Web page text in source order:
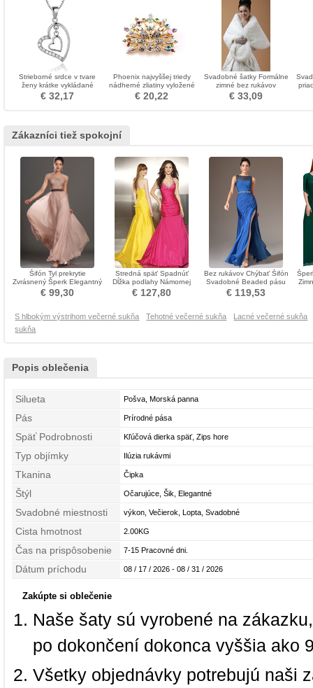
Strieborné srdce v tvare
ženy krátke vykládané
diamantový náhrdelník
€ 32,17
Phoenix najvyššej triedy
nádherné zliatiny vyložené
diamant brož
€ 20,22
Svadobné šatky Formálne
zimné bez rukávov
€ 33,09
Zákazníci tiež spokojní
Šifón Tyl prekrytie
Zvrásnený Šperk Elegantný
Letné Večerné šaty
€ 99,30
Stredná späť Spadnúť
Dĺžka podlahy Námornej
službe Večerné šaty
€ 127,80
Bez rukávov Chýbať Šifón
Svadobné Beaded pásu
Formálne Večerné šaty
€ 119,53
S hlbokým výstrihom večerné sukňa Tehotné večerné sukňa
Lacné večerné sukňa
sukňa
Popis oblečenia
Silueta Pošva, Morská panna
Pás Prírodné pása
Späť Podrobnosti Kľúčová dierka späť, Zips hore
Typ objímky Ilúzia rukávmi
Tkanina Čipka
Štýl Očarujúce, Šik, Elegantné
Svadobné miestnosti výkon, Večierok, Lopta, Svadobné
Cista hmotnost 2.00KG
Čas na prispôsobenie 7-15 Pracovné dni.
Dátum príchodu 08 / 17 / 2026 - 08 / 31 / 2026
Zakúpte si oblečenie
Naše šaty sú vyrobené na
po dokončení dokonca vyššia ako
Všetky objednávky potrebujú naši